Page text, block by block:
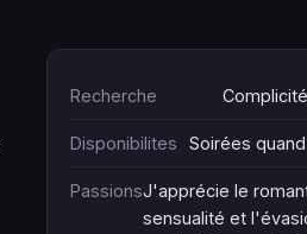
Recherche
Disponibilites Soirées
PassionsJ'apprécie le
sensualité et